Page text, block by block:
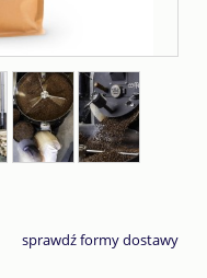
płatności
sprawdź formy dostawy